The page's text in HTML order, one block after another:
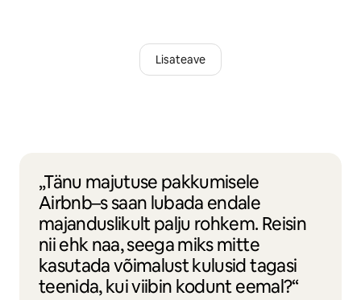
Lisateave
„Tänu majutuse pakkumisele
Airbnb–s saan lubada endale
majanduslikult palju rohkem. Reisin
nii ehk naa, seega miks mitte
kasutada võimalust kulusid tagasi
teenida, kui viibin kodunt eemal?“